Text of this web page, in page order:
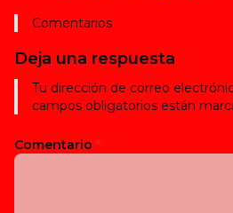
Comentarios
Deja una respuesta
Tu dirección de correo
campos obligatorios están
Comentario *